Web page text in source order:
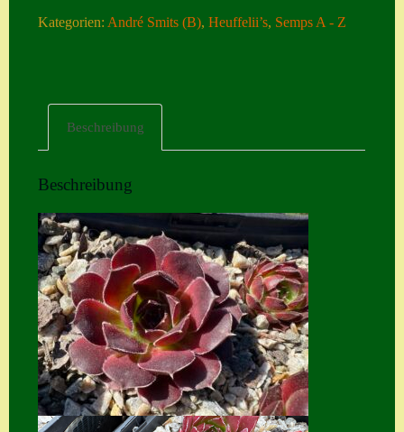
Datenschutzerklä
Hostas
Impressum
Kasse
Kontakt
Mein Konto
Naturformen
Kategorien:André Smits (B),Heuffelii’s, Semps A - Z
Beschreibung
Beschreibung